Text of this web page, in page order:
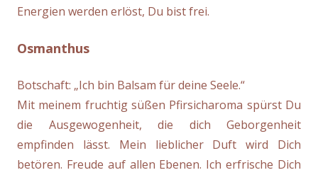
Energien werden erlöst, Du bist frei.
Osmanthus
Botschaft: „Ich bin Balsam für deine Seele.“
Mit meinem fruchtig süßen Pfirsicharoma spürst Du
die Ausgewogenheit, die dich Geborgenheit
empfinden lässt. Mein lieblicher Duft wird Dich
betören. Freude auf allen Ebenen. Ich erfrische Dich